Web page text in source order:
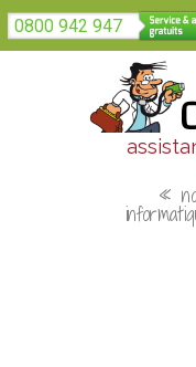
0800 942 947
«
Panneau de gestion